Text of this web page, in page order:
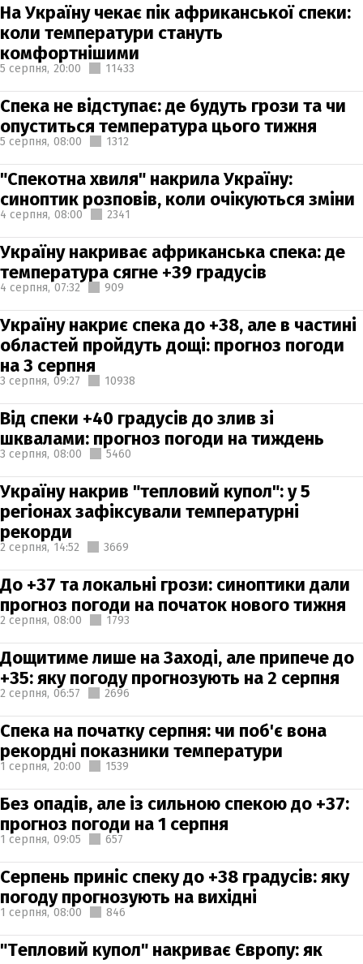
На Україну чекає пік африканської спеки:
коли температури стануть
комфортнішими
5 серпня, 20:00 11433
Спека не відступає: де будуть грози та чи
опуститься температура цього тижня
5 серпня, 08:00 1312
"Спекотна хвиля" накрила Україну:
синоптик розповів, коли очікуються зміни
4 серпня, 08:00 2341
Україну накриває африканська спека: де
температура сягне +39 градусів
4 серпня, 07:32 909
Україну накриє спека до +38, але в частині
областей пройдуть дощі: прогноз погоди
на 3 серпня
3 серпня, 09:27 10938
Від спеки +40 градусів до злив зі
шквалами: прогноз погоди на тиждень
3 серпня, 08:00 5460
Україну накрив "тепловий купол": у 5
регіонах зафіксували температурні
рекорди
2 серпня, 14:52 3669
До +37 та локальні грози: синоптики дали
прогноз погоди на початок нового тижня
2 серпня, 08:00 1793
Дощитиме лише на Заході, але припече до
+35: яку погоду прогнозують на 2 серпня
2 серпня, 06:57 2696
Спека на початку серпня: чи поб'є вона
рекордні показники температури
1 серпня, 20:00 1539
Без опадів, але із сильною спекою до +37:
прогноз погоди на 1 серпня
1 серпня, 09:05 657
Серпень приніс спеку до +38 градусів: яку
погоду прогнозують на вихідні
1 серпня, 08:00 846
"Тепловий купол" накриває Європу: як